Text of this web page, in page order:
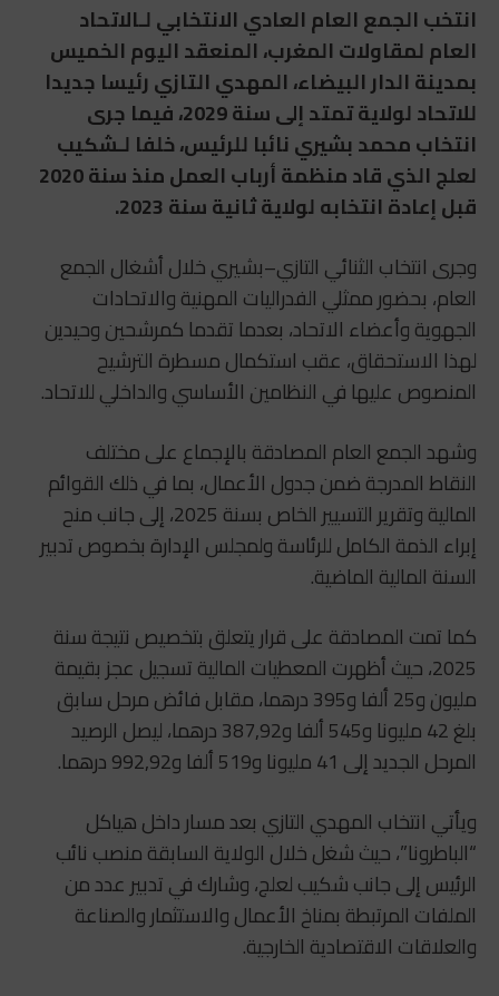
انتخب الجمع العام العادي الانتخابي لـالاتحاد
العام لمقاولات المغرب، المنعقد اليوم الخميس
بمدينةالدار البيضاء، المهدي التازي رئيسا جديدا
للاتحاد لولاية تمتد إلى سنة 2029، فيما جرى
انتخاب محمد بشيري نائبا للرئيس، خلفا لـشكيب
لعلج
الذي قاد منظمة أرباب العمل منذ سنة 2020
قبل إعادة انتخابه لولاية ثانية سنة 2023.
وجرى انتخاب الثنائي التازي–بشيري خلال أشغال الجمع
العام، بحضور ممثلي الفدراليات المهنية والاتحادات
الجهوية وأعضاء الاتحاد، بعدما تقدما كمرشحين وحيدين
لهذا الاستحقاق، عقب استكمال مسطرة الترشيح
المنصوص عليها في النظامين الأساسي والداخلي للاتحاد.
وشهد الجمع العام المصادقة بالإجماع على مختلف
النقاط المدرجة ضمن جدول الأعمال، بما في ذلك القوائم
المالية وتقرير التسيير الخاص بسنة 2025، إلى جانب منح
إبراء الذمة الكامل للرئاسة ولمجلس الإدارة بخصوص تدبير
السنة المالية الماضية.
كما تمت المصادقة على قرار يتعلق بتخصيص نتيجة سنة
2025، حيث أظهرت المعطيات المالية تسجيل عجز بقيمة
مليون و25 ألفا و395 درهما، مقابل فائض مرحل سابق
بلغ 42 مليونا و545 ألفا و387,92 درهما، ليصل الرصيد
المرحل الجديد إلى 41 مليونا و519 ألفا و992,92 درهما.
ويأتي انتخاب المهدي التازي بعد مسار داخل هياكل
“الباطرونا”، حيث شغل خلال الولاية السابقة منصب نائب
الرئيس إلى جانب شكيب لعلج، وشارك في تدبير عدد من
الملفات المرتبطة بمناخ الأعمال والاستثمار والصناعة
والعلاقات الاقتصادية الخارجية.